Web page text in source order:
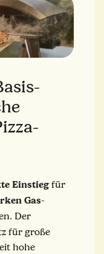
Einstieg für
Gas-
Der
für große
hohe